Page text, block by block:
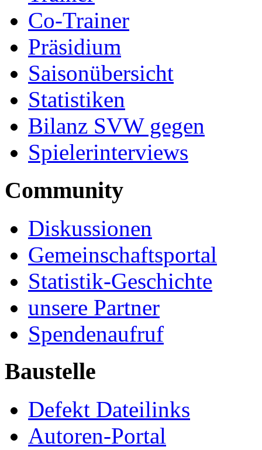
Co-Trainer
Präsidium
Saisonübersicht
Statistiken
Bilanz SVW gegen
Spielerinterviews
Community
Diskussionen
Gemeinschaftsportal
Statistik-Geschichte
unsere Partner
Spendenaufruf
Baustelle
Defekt Dateilinks
Autoren-Portal